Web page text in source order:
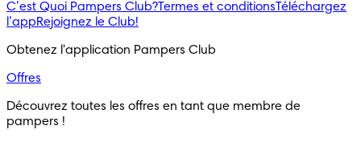
C’est Quoi Pampers Club?Termes et conditionsTéléchargez
l’appRejoignez le Club!
Obtenez l'application Pampers Club
Offres
Découvrez toutes les offres en tant que membre de
pampers !